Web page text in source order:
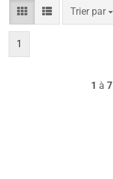
Trier par
Trier par
1
1 à 7